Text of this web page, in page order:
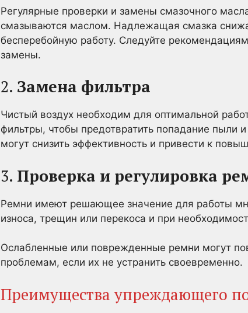
Регулярные проверки и замены смазочного
смазываются маслом. Надлежащая смазка
бесперебойную работу. Следуйте
замены.
2. Замена фильтра
Чистый воздух необходим для оптимальной
фильтры, чтобы предотвратить попадание пыли
могут снизить эффективность и привести к
3. Проверка и регулировка
Ремни имеют решающее значение для работы
износа, трещин или перекоса и при
Ослабленные или поврежденные ремни могут
проблемам, если их не устранить своевременно.
Преимущества упреждающего